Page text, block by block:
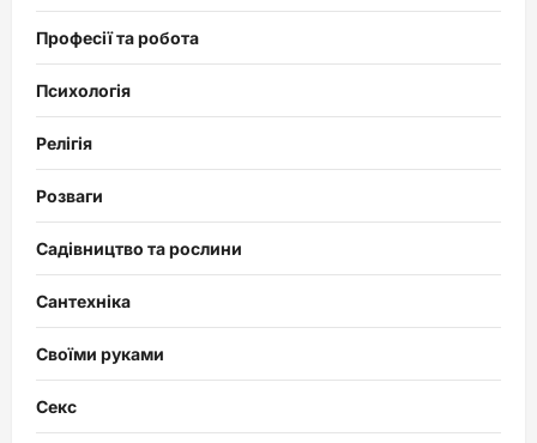
Професії та робота
Психологія
Релігія
Розваги
Садівництво та рослини
Сантехніка
Своїми руками
Секс